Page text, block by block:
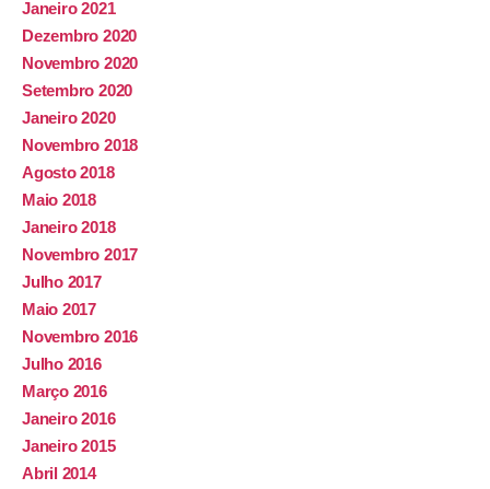
Janeiro 2021
Dezembro 2020
Novembro 2020
Setembro 2020
Janeiro 2020
Novembro 2018
Agosto 2018
Maio 2018
Janeiro 2018
Novembro 2017
Julho 2017
Maio 2017
Novembro 2016
Julho 2016
Março 2016
Janeiro 2016
Janeiro 2015
Abril 2014